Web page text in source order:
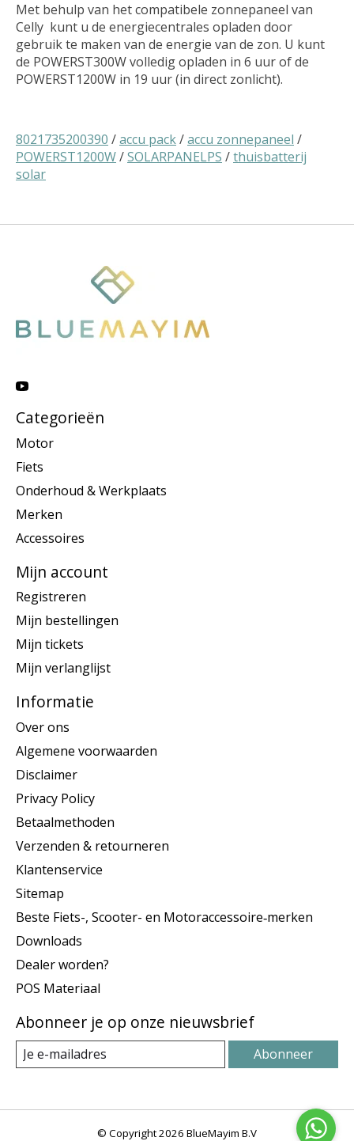
Met behulp van het compatibele zonnepaneel van
Celly kunt u de energiecentrales opladen door
gebruik te maken van de energie van de zon. U kunt
de POWERST300W volledig opladen in 6 uur of de
POWERST1200W in 19 uur (in direct zonlicht).
8021735200390 /accu pack/accu zonnepaneel /
POWERST1200W/SOLARPANELPS /thuisbatterij
solar
Categorieën
Motor
Fiets
Onderhoud & Werkplaats
Merken
Accessoires
Mijn account
Registreren
Mijn bestellingen
Mijn tickets
Mijn verlanglijst
Informatie
Over ons
Algemene voorwaarden
Disclaimer
Privacy Policy
Betaalmethoden
Verzenden & retourneren
Klantenservice
Sitemap
Beste Fiets-, Scooter- en Motoraccessoire‑merken
Downloads
Dealer worden?
POS Materiaal
Abonneer je op onze nieuwsbrief
Abonneer
© Copyright 2026 BlueMayim B.V